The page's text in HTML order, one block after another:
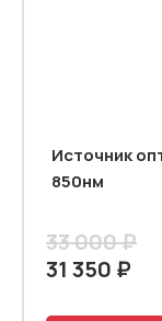
Источник
850нм
33 000 ₽
31 350 ₽